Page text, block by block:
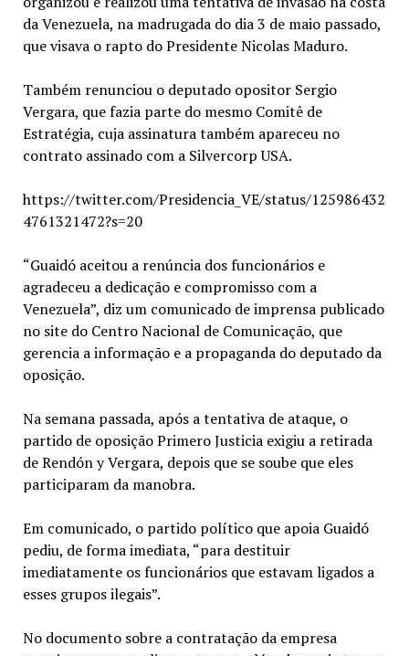
da Venezuela, na madrugada do dia 3 de maio passado,
que visava o rapto do Presidente Nicolas Maduro.
Também renunciou o deputado opositor Sergio
Vergara, que fazia parte do mesmo Comitê de
Estratégia, cuja assinatura também apareceu no
contrato assinado com a Silvercorp USA.
https://twitter.com/Presidencia_VE/status/125986432
4761321472?s=20
“Guaidó aceitou a renúncia dos funcionários e
agradeceu a dedicação e compromisso com a
Venezuela”, diz um comunicado de imprensa publicado
no site do Centro Nacional de Comunicação, que
gerencia a informação e a propaganda do deputado da
oposição.
Na semana passada, após a tentativa de ataque, o
partido de oposição Primero Justicia exigiu a retirada
de Rendón y Vergara, depois que se soube que eles
participaram da manobra.
Em comunicado, o partido político que apoia Guaidó
pediu, de forma imediata, “para destituir
imediatamente os funcionários que estavam ligados a
esses grupos ilegais”.
No documento sobre a contratação da empresa